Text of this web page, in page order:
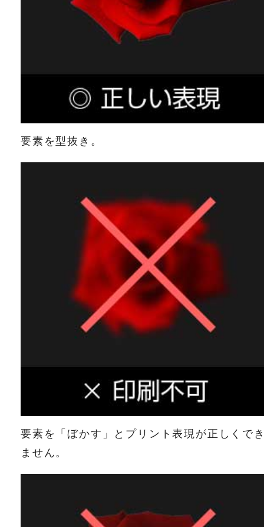
要素を型抜き。
要素を「ぼかす」とプリント表現が正しくで
ません。